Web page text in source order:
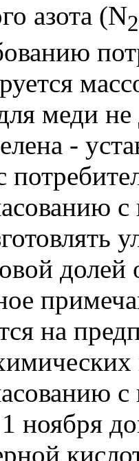
азота (N2
меди
-
с
долей
на
с
ноября